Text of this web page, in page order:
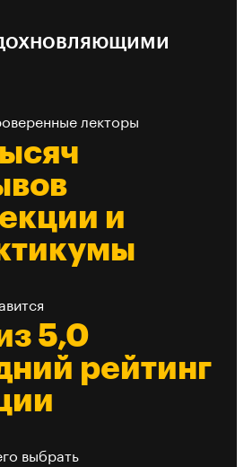
лекторы
и
5,0
рейтинг
выбрать